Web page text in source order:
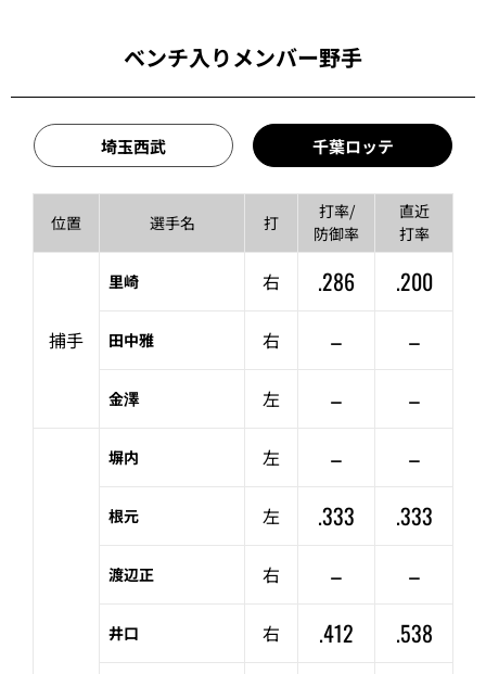
ベンチ入りメンバー野手
埼玉西武 千葉ロッテ
位置 選手名 打
打率/
防御率
直近
打率
捕手
里崎 右 .286 .200
田中雅 右 – –
金澤 左 – –
塀内 左 – –
根元 左 .333 .333
渡辺正 右 – –
井口 右 .412 .538